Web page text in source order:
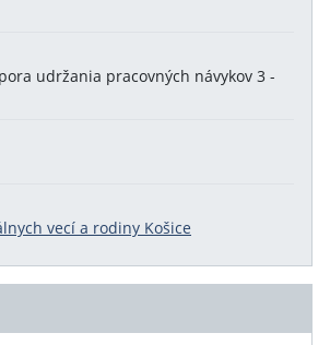
udržania pracovných návykov 3 -
vecí a rodiny Košice